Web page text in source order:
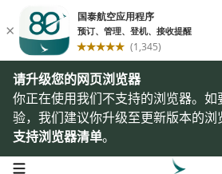
请升级您的网页浏览器
你正在使用我们不支持的浏览器。
验，我们建议你升级至更新版本的
支持浏览器清单。
open navigation menu